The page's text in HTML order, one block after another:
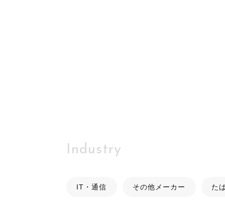
Industry
IT・通信 その他メーカー た